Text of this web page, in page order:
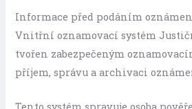
Informace před podáním
Vnitřní oznamovací systém
tvořen zabezpečeným
příjem, správu a archivaci